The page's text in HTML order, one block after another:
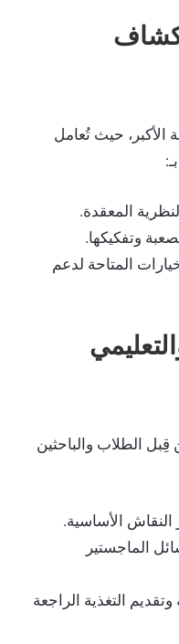
الأكبر، حيث تُعامل
المعقدة.
وتفكيكها.
المتاحة لدعم
الطلاب والباحثين
النقاش الأساسية.
الماجستير
التغذية الراجعة